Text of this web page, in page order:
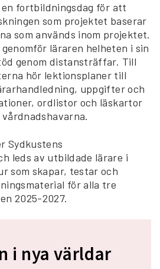
fortbildningsdag för att
som projektet baserar
som används inom projektet.
läraren helheten i sin
genom distansträffar. Till
hör lektionsplaner till
uppgifter och
ordlistor och läskartor
Sydkustens
leds av utbildade lärare i
som skapar, testar och
för alla tre
2025-2027.
i nya världar